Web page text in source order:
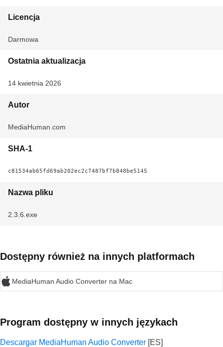
Licencja
Darmowa
Ostatnia aktualizacja
14 kwietnia 2026
Autor
MediaHuman.com
SHA-1
c81534ab65fd69ab202ec2c7487bf7b848be5145
Nazwa pliku
2.3.6.exe
Dostępny również na innych platformach
MediaHuman Audio Converter na Mac
Program dostępny w innych językach
Descargar MediaHuman Audio Converter